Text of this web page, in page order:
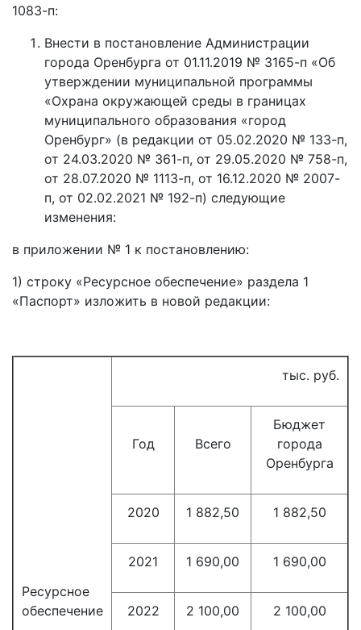
1083-п:
Внести в постановление Администрации
города Оренбурга от 01.11.2019 № 3165-п «Об
утверждении муниципальной программы
«Охрана окружающей среды в границах
муниципального образования «город
Оренбург» (в редакции от 05.02.2020 № 133-п,
от 24.03.2020 № 361-п, от 29.05.2020 № 758-п,
от 28.07.2020 № 1113-п, от 16.12.2020 № 2007-
п, от 02.02.2021 № 192-п) следующие
изменения:
в приложении № 1 к постановлению:
1) строку «Ресурсное обеспечение» раздела 1
«Паспорт» изложить в новой редакции:
Ресурсное
обеспечение
тыс. руб.
Год Всего
Бюджет
города
Оренбурга
2020 1 882,50 1 882,50
2021 1 690,00 1 690,00
2022 2 100,00 2 100,00